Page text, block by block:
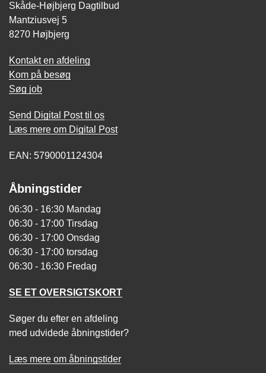
Skåde-Højbjerg Dagtilbud
Mantziusvej 5
8270 Højbjerg
Kontakt en afdeling
Kom på besøg
Søg job
Send Digital Post til os
Læs mere om Digital Post
EAN: 5790001124304
Åbningstider
06:30 - 16:30 Mandag
06:30 - 17:00 Tirsdag
06:30 - 17:00 Onsdag
06:30 - 17:00 torsdag
06:30 - 16:30 Fredag
SE ET OVERSIGTSKORT
Søger du efter en afdeling
med udvidede åbningstider?
Læs mere om åbningstider